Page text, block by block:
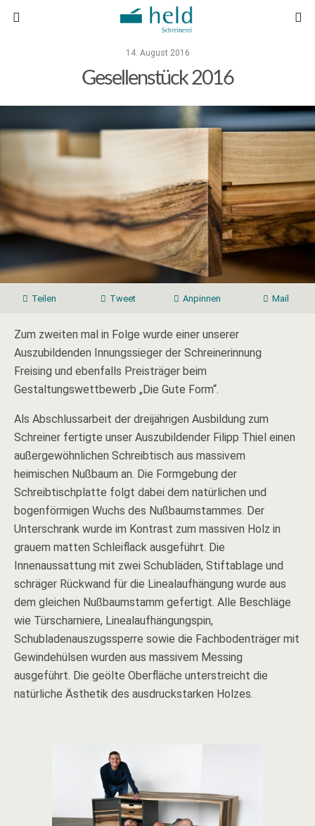
14. August 2016
Gesellenstück 2016
Teilen Tweet Anpinnen Mail
Zum zweiten mal in Folge wurde einer unserer
Auszubildenden Innungssieger der Schreinerinnung
Freising und ebenfalls Preisträger beim
Gestaltungswettbewerb „Die Gute Form“.
Als Abschlussarbeit der dreijährigen Ausbildung zum
Schreiner fertigte unser Auszubildender Filipp Thiel einen
außergewöhnlichen Schreibtisch aus massivem
heimischen Nußbaum an. Die Formgebung der
Schreibtischplatte folgt dabei dem natürlichen und
bogenförmigen Wuchs des Nußbaumstammes. Der
Unterschrank wurde im Kontrast zum massiven Holz in
grauem matten Schleiflack ausgeführt. Die
Innenaussattung mit zwei Schubläden, Stiftablage und
schräger Rückwand für die Linealaufhängung wurde aus
dem gleichen Nußbaumstamm gefertigt. Alle Beschläge
wie Türscharniere, Linealaufhängungspin,
Schubladenauszugssperre sowie die Fachbodenträger mit
Gewindehülsen wurden aus massivem Messing
ausgeführt. Die geölte Oberfläche unterstreicht die
natürliche Ästhetik des ausdruckstarken Holzes.